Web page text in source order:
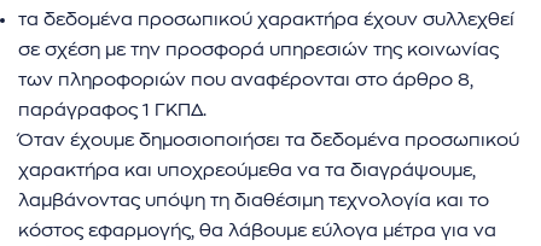
τα δεδομένα προσωπικού χαρακτήρα έχουν συλλεχθεί
σε σχέση με την προσφορά υπηρεσιών της κοινωνίας
των πληροφοριών που αναφέρονται στο άρθρο 8,
παράγραφος 1 ΓΚΠΔ.
Όταν έχουμε δημοσιοποιήσει τα δεδομένα προσωπικού
χαρακτήρα και υποχρεούμεθα να τα διαγράψουμε,
λαμβάνοντας υπόψη τη διαθέσιμη τεχνολογία και το
κόστος εφαρμογής, θα λάβουμε εύλογα μέτρα για να